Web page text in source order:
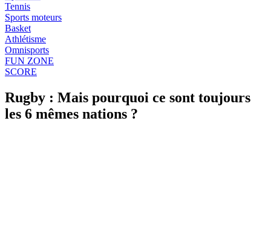
Tennis
Sports moteurs
Basket
Athlétisme
Omnisports
FUN ZONE
SCORE
Rugby : Mais pourquoi ce sont toujours
les 6 mêmes nations ?